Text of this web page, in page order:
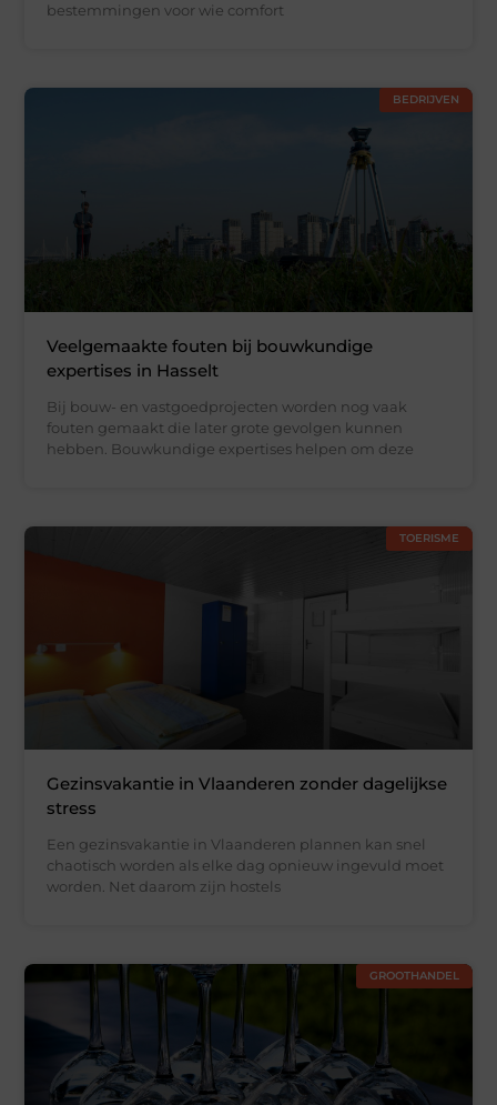
bestemmingen voor wie comfort
BEDRIJVEN
Veelgemaakte fouten bij bouwkundige
expertises in Hasselt
Bij bouw- en vastgoedprojecten worden nog vaak
fouten gemaakt die later grote gevolgen kunnen
hebben. Bouwkundige expertises helpen om deze
TOERISME
Gezinsvakantie in Vlaanderen zonder dagelijkse
stress
Een gezinsvakantie in Vlaanderen plannen kan snel
chaotisch worden als elke dag opnieuw ingevuld moet
worden. Net daarom zijn hostels
GROOTHANDEL